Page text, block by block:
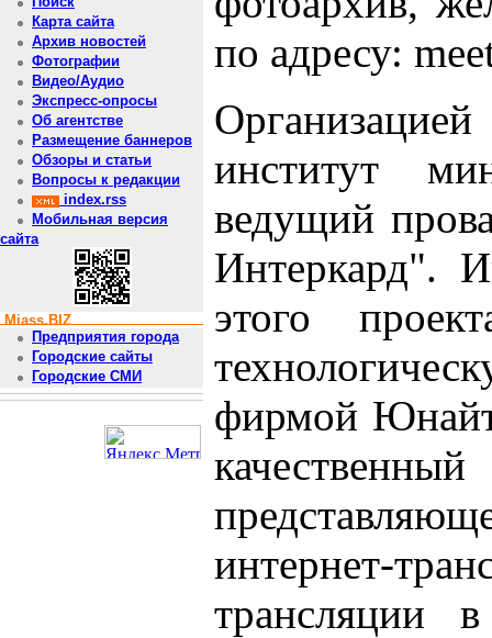
Карта сайта
Архив новостей
Фотографии
Видео/Аудио
Экспресс-опросы
Об агентстве
Размещение баннеров
Обзоры и статьи
Вопросы к редакции
index.rss
Мобильная версия
сайта
Miass.BIZ
Предприятия города
Городские сайты
Городские СМИ
по адресу:
институт
ведущий
Интеркард".
этого
фирмой
интернет-
трансляции